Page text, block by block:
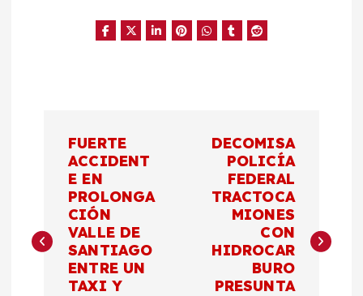
e
FUERTE
ACCIDENT
E EN
PROLONGA
CIÓN
VALLE DE
SANTIAGO
ENTRE UN
TAXI Y
DECOMISA
POLICÍA
FEDERAL
TRACTOCA
MIONES
CON
HIDROCAR
BURO
PRESUNTA